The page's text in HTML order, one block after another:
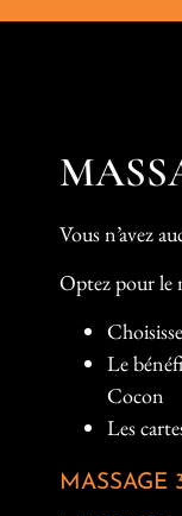
Vous n’avez
Optez pour le
Le
Cocon
Les
MASSAGE